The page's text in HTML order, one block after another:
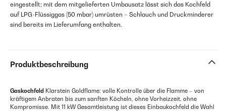
eingestellt; mit dem mitgelieferten Umbausatz lässt sich das Kochfeld
auf LPG-Flüssiggas (50 mbar) umrüsten – Schlauch und Druckminderer
sind bereits im Lieferumfang enthalten.
Produktbeschreibung
Gaskochfeld Klarstein Goldflame: volle Kontrolle über die Flamme – von
kräftigem Anbraten bis zum sanften Köcheln, ohne Vorheizzeit, ohne
Kompromisse. Mit 11 kW Gesamtleistung ist dieses Einbaukochfeld die Wahl